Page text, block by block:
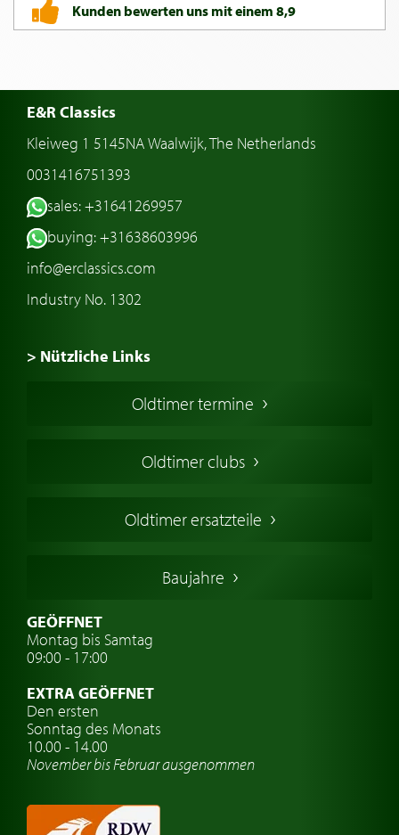
Kunden bewerten uns mit einem 8,9
E&R Classics
Kleiweg 1 5145NA Waalwijk, The Netherlands
0031416751393
sales: +31641269957
buying: +31638603996
info@erclassics.com
Industry No. 1302
> Nützliche Links
Oldtimers in Europa
Englische Oldtimer
Deutsche Oldtimer
Schwedische Oldtimer
Oldtimer mit h-kennzeichen
Auto Oldtimer Markt
Oldtimer-Versicherung
Oldtimer-Clubs
Oldtimer-Reisen
Automarken uhren
Oldtimer termine
Oldtimer clubs
Oldtimer ersatzteile
Baujahre
GEÖFFNET
Montag bis Samtag
09:00 - 17:00
EXTRA GEÖFFNET
Den ersten
Sonntag des Monats
10.00 - 14.00
November bis Februar ausgenommen